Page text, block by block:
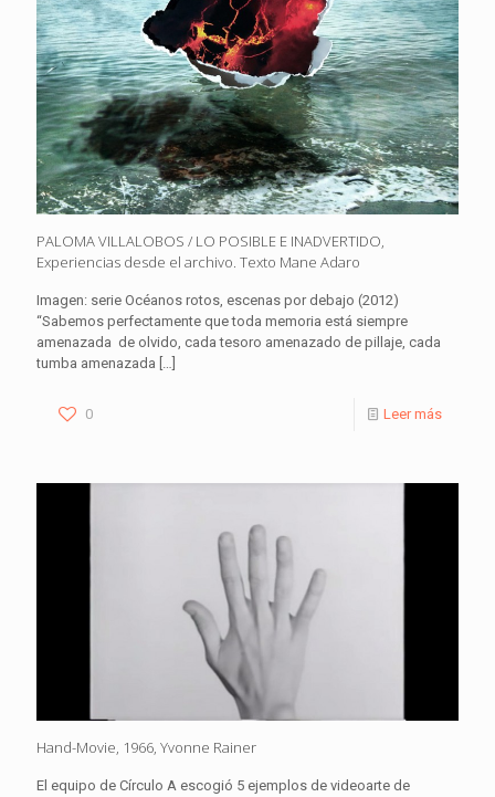
PALOMA VILLALOBOS / LO POSIBLE E INADVERTIDO,
Experiencias desde el archivo. Texto Mane Adaro
Imagen: serie Océanos rotos, escenas por debajo (2012)
“Sabemos perfectamente que toda memoria está siempre
amenazada de olvido, cada tesoro amenazado de pillaje, cada
tumba amenazada […]
0 Leer más
Hand-Movie, 1966, Yvonne Rainer
El equipo de Círculo A escogió 5 ejemplos de videoarte de